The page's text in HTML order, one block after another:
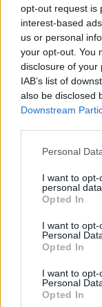
opt-out request is
interest-based
us or personal
your opt-out. You
disclosure of your
IAB’s list of
also be disclosed
Downstream
Personal
I want to
personal data.
Opted In
I want to
Personal
Opted In
I want to
Personal
Opted In
Bevetést
csoportból
zsoldosai
egy ukrán
számol be a
A két férfit 2024
al-Iszlám val-
őket
fognak kapni –
kiszabadított
KEDVES
A keresett
tartozik,